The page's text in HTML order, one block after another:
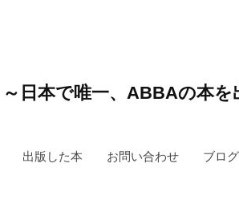
日本で唯一、ABBAの本を
出版した本 お問い合わせ ブログ